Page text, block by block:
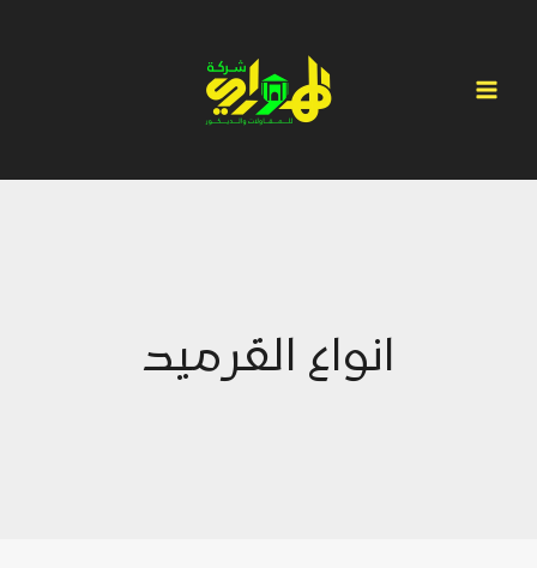
المحتوى
انواع القرميد